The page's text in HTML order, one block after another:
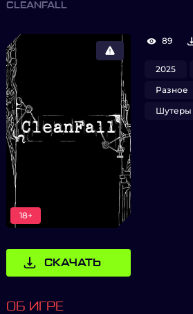
CLEANFALL
18+
СКАЧАТЬ
89
2025
Разное
Шутеры
ОБ ИГРЕ